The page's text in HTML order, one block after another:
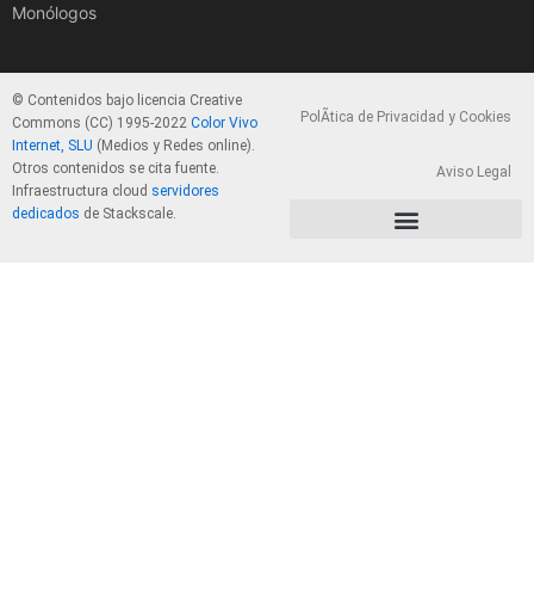
Monólogos
© Contenidos bajo licencia Creative
Commons (CC) 1995-2022 Color Vivo
Internet, SLU (Medios y Redes online).
Otros contenidos se cita fuente.
Infraestructura cloud servidores
dedicados de Stackscale.
PolÃ­tica de Privacidad y Cookies
Aviso Legal